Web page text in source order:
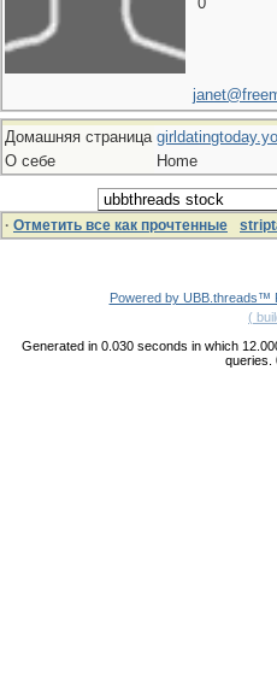
Домашняя страница
О себе
Home
· Отметить все как прочтенные
Powered by UBB.threads™
(
Generated in 0.030 seconds in which
queries.